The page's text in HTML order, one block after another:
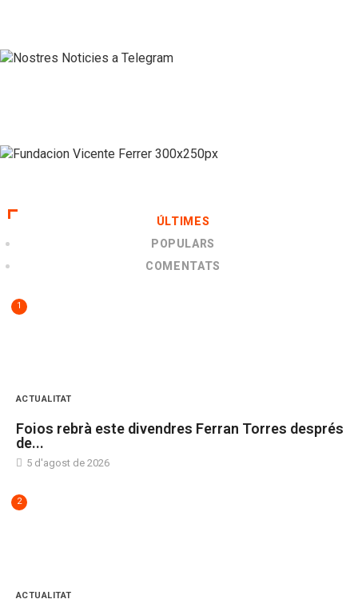
ÚLTIMES
POPULARS
COMENTATS
1
ACTUALITAT
Foios rebrà este divendres Ferran Torres després
de...
5 d'agost de 2026
2
ACTUALITAT